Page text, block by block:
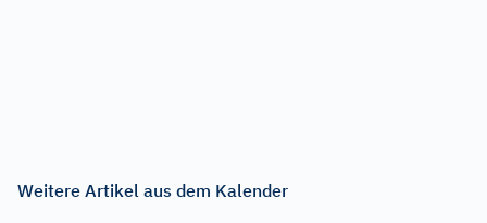
Weitere Artikel aus dem Kalender